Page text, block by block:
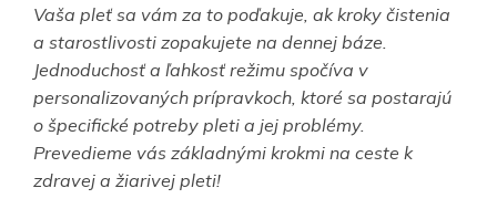
Vaša pleť sa vám za to poďakuje, ak kroky čistenia
a starostlivosti zopakujete na dennej báze.
Jednoduchosť a ľahkosť režimu spočíva v
personalizovaných prípravkoch, ktoré sa postarajú
o špecifické potreby pleti a jej problémy.
Prevedieme vás základnými krokmi na ceste k
zdravej a žiarivej pleti!